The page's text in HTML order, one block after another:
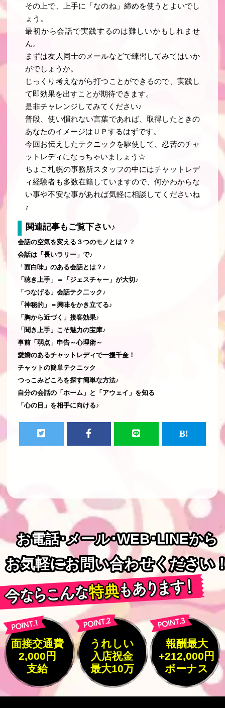
その上で、上手に「 なのね 」締めを使うとよいでし
ょう。
最初から会話で実践するのは難しいかもしれませ
ん。
まずは友人同士のメールなどで練習してみてはいか
がでしょうか。
じっくり考えながら打つことができるので、実践し
て即効果を出すことが期待できます。
是非チャレンジしてみてください♪
普段、使い慣れない言葉であれば、取得したときの
あなたのイメージはＵＰするはずです。
今回お伝えしたテクニックを駆使して、忍苦のチャ
ットレディになっちゃいましょう☆
ちょこ札幌の事務所スタッフの中にはチャットレデ
ィ経験者も多数在籍していますので、何かわからな
い事や不安な事があれば気軽に相談してくださいね
♪
関連記事もご覧下さい♪
会話の空気を変える３つのモノとは？？
会話は「長いラリー」で♪
「面白味」のある会話とは？♪
「聴き上手」＝「ジェスチャー」が大切♪
「つなげる」会話テク二ック♪
「神秘的」＝興味をかき立てる♪
「胸から近づく」接客効果♪
「聞き上手」こそ魅力の宝庫♪
事前「弱点」申告～心理術～
愛嬌のあるチャットレディで一攫千金！
チャットの簡単テクニック
つっこみどころを探す簡単な方法♪
自分の会話の「ホーム」と「アウェイ」を知る
「心の目」を相手に向ける♪
お電話･メール･WEB･LINEから
お電話･メール･WEB･LINEから
お気軽にお問い合わせください
お気軽にお問い合わせください
面接交通費
2,000円
支給
うれしい
入店祝金
最大10万
報酬最大
+212,000円
ボーナス